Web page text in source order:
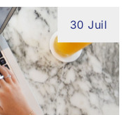
30 Juil